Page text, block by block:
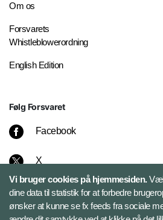
Om os
Forsvarets
Whistleblowerordning
English Edition
Følg Forsvaret
Facebook
X
Instagram
Vi bruger cookies på hjemmesiden.
dine data til statistik for at forbedre
ønsker at kunne se fx feeds fra sociale